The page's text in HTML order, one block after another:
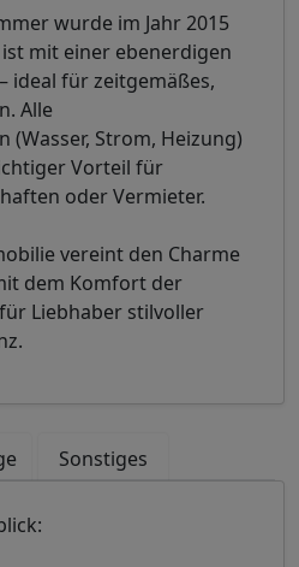
wurde im Jahr 2015
mit einer ebenerdigen
ideal für zeitgemäßes,
Alle
Strom, Heizung)
Vorteil für
oder Vermieter.
vereint den Charme
dem Komfort der
Liebhaber stilvoller
Sonstiges